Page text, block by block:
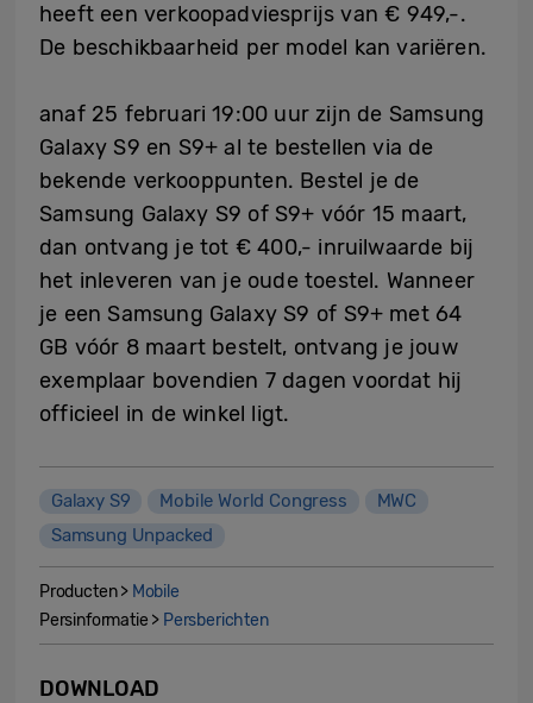
heeft een verkoopadviesprijs van € 949,-.
De beschikbaarheid per model kan variëren.
anaf 25 februari 19:00 uur zijn de Samsung
Galaxy S9 en S9+ al te bestellen via de
bekende verkooppunten. Bestel je de
Samsung Galaxy S9 of S9+ vóór 15 maart,
dan ontvang je tot € 400,- inruilwaarde bij
het inleveren van je oude toestel. Wanneer
je een Samsung Galaxy S9 of S9+ met 64
GB vóór 8 maart bestelt, ontvang je jouw
exemplaar bovendien 7 dagen voordat hij
officieel in de winkel ligt.
Galaxy S9 Mobile World Congress
MWC
Samsung Unpacked
Producten > Mobile
Persinformatie > Persberichten
DOWNLOAD